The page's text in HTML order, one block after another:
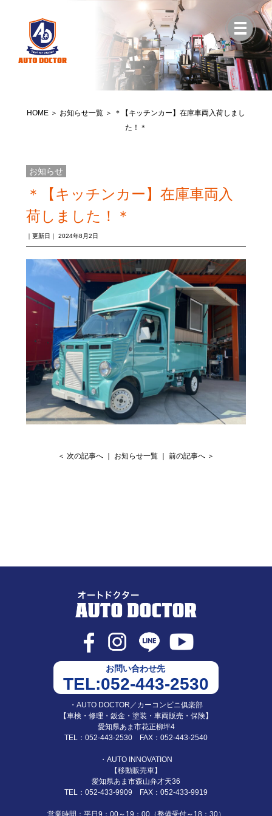
HOME＞ お知らせ一覧＞ ＊【キッチンカー】在庫車両入荷しまし
た！＊
お知らせ
＊【キッチンカー】在庫車両入
荷しました！＊
｜更新日｜ 2024年8月2日
＜ 次の記事へ｜ お知らせ一覧｜ 前の記事へ ＞
お問い合わせ先
TEL:052-443-2530
・AUTO DOCTOR／カーコンビニ俱楽部
【車検・修理・鈑金・塗装・車両販売・保険】
愛知県あま市花正柳坪4
TEL：052-443-2530 FAX：052-443-2540
・AUTO INNOVATION
【移動販売車】
愛知県あま市森山弁才天36
TEL：052-433-9909 FAX：052-433-9919
営業時間：平日9：00～19：00（整備受付～18：30）